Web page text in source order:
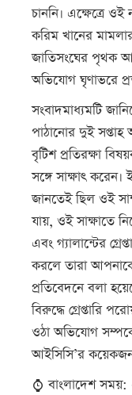
চাননি। এক্ষেত্রে ওই
করিম খানের
জাতিসংঘের পৃথক
অভিযোগ ঘৃণাভরে
সংবাদমাধ্যমটি
পাঠানোর দুই
বৃটিশ প্রতিরক্ষা
সঙ্গে সাক্ষাৎ
জানতেই ছিল ওই
যায়, ওই সাক্ষাতে
এবং গ্যালান্টের
করলে তারা
প্রতিবেদনে বলা
বিরুদ্ধে গ্রেপ্তারি
ওঠা অভিযোগ
আইসিসি’র
বাংলাদেশ